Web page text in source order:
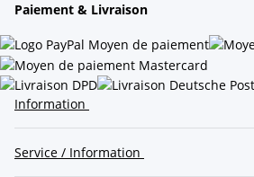
Paiement & Livraison
Information
Service / Information